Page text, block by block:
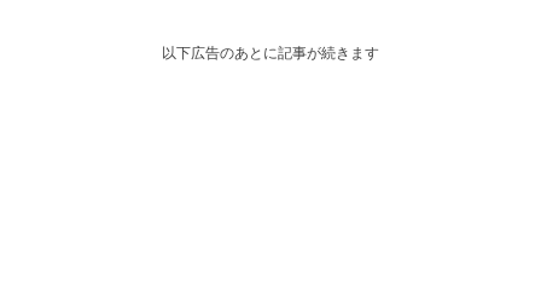
以下広告のあとに記事が続きます